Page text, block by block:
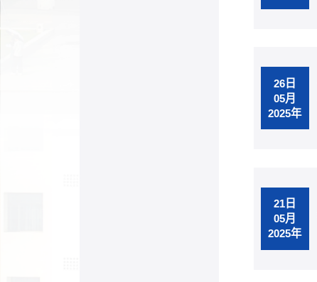
26日
05月
2025年
21日
05月
2025年